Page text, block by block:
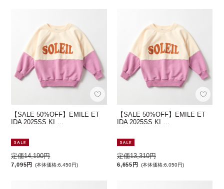
【SALE 50%OFF】EMILE ET
IDA 2025SS KI …
定価14,190円
7,095円 (本体価格:6,450円)
【SALE 50%OFF】EMILE ET
IDA 2025SS KI …
定価13,310円
6,655円 (本体価格:6,050円)